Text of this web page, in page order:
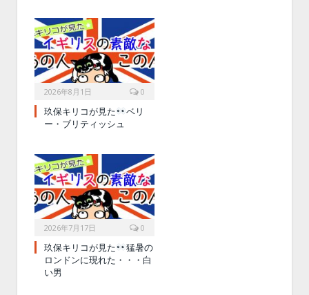
2026年8月1日 0
玖保キリコが見た
ベリ
ー・ブリティッシュ
2026年7月17日 0
玖保キリコが見た
猛暑の
ロンドンに現れた・・・白
い男